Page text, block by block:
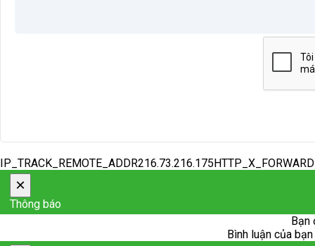
×
Thông báo
Bạn
Bình luận của